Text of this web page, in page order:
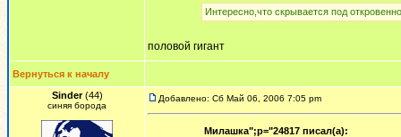
Интересно,что скрывается под
половой гигант
Вернуться к началу
Sinder(44)
синяя борода
Добавлено: Сб Май 06, 2006 7:05 pm
Милашка";p="24817 писал(а):